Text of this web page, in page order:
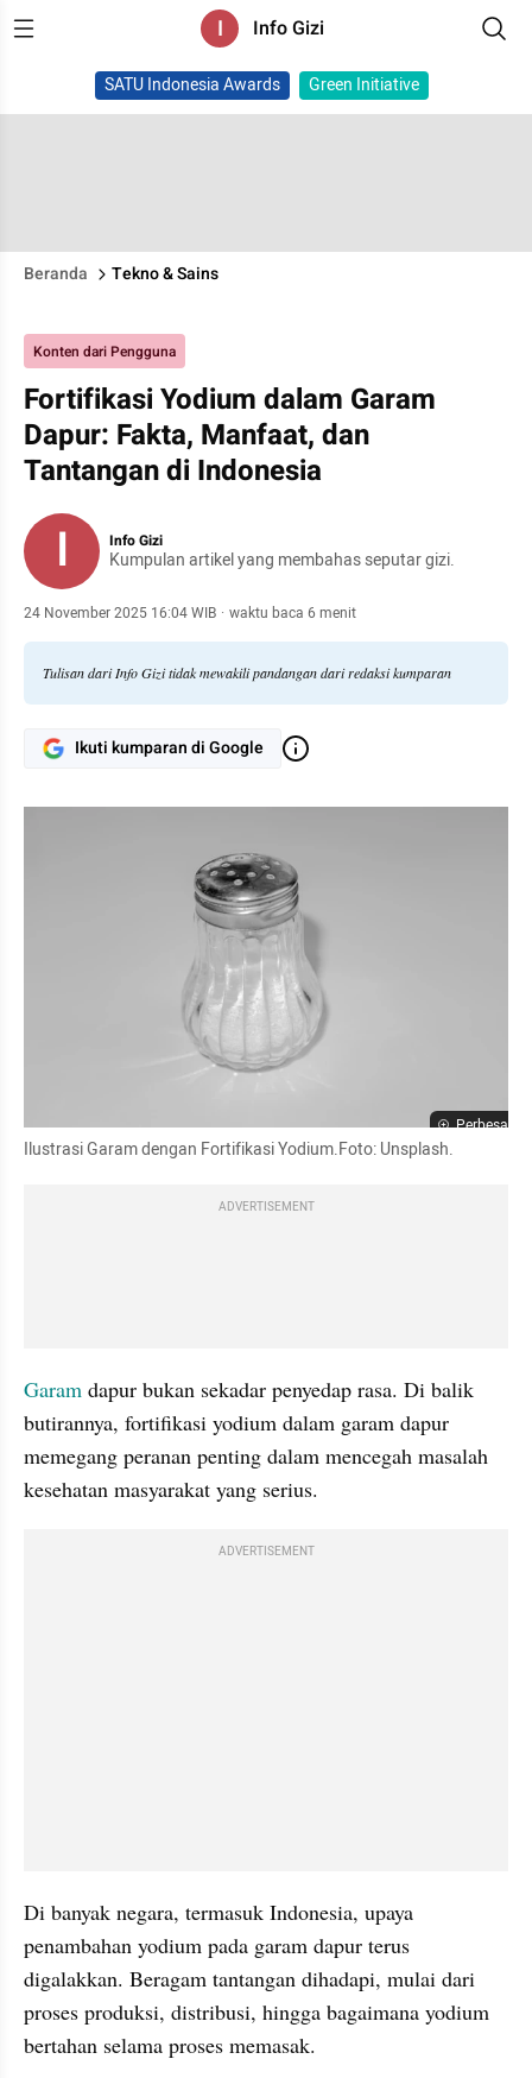
I Info Gizi
SATU Indonesia Awards Green Initiative
Beranda Tekno & Sains
Konten dari Pengguna
Fortifikasi Yodium dalam Garam
Dapur: Fakta, Manfaat, dan
Tantangan di Indonesia
I Info Gizi
Kumpulan artikel yang membahas seputar gizi.
24 November 2025 16:04 WIB · waktu baca 6 menit
Tulisan dari Info Gizi tidak mewakili pandangan dari redaksi kumparan
Ikuti kumparan di Google
Perbesar
Ilustrasi Garam dengan Fortifikasi Yodium.Foto: Unsplash.
ADVERTISEMENT
Garam dapur bukan sekadar penyedap rasa. Di balik
butirannya, fortifikasi yodium dalam garam dapur
memegang peranan penting dalam mencegah masalah
kesehatan masyarakat yang serius.
ADVERTISEMENT
Di banyak negara, termasuk Indonesia, upaya
penambahan yodium pada garam dapur terus
digalakkan. Beragam tantangan dihadapi, mulai dari
proses produksi, distribusi, hingga bagaimana yodium
bertahan selama proses memasak.